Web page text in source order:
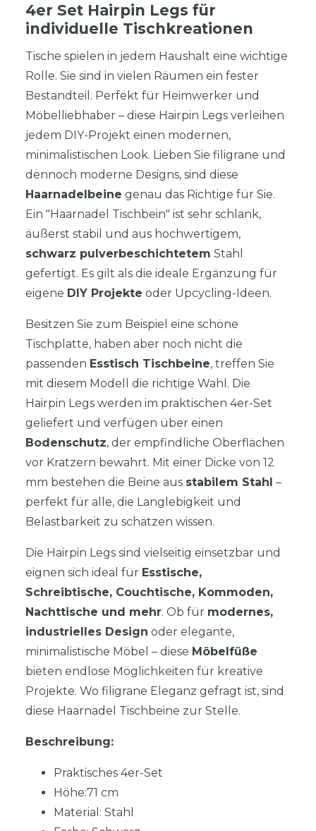
4er Set Hairpin Legs für
individuelle Tischkreationen
Tische spielen in jedem Haushalt eine wichtige
Rolle. Sie sind in vielen Räumen ein fester
Bestandteil. Perfekt für Heimwerker und
Möbelliebhaber – diese Hairpin Legs verleihen
jedem DIY-Projekt einen modernen,
minimalistischen Look. Lieben Sie filigrane und
dennoch moderne Designs, sind diese
Haarnadelbeine genau das Richtige für Sie.
Ein "Haarnadel Tischbein" ist sehr schlank,
äußerst stabil und aus hochwertigem,
schwarz pulverbeschichtetem Stahl
gefertigt. Es gilt als die ideale Ergänzung für
eigene DIY Projekte oder Upcycling-Ideen.
Besitzen Sie zum Beispiel eine schöne
Tischplatte, haben aber noch nicht die
passenden Esstisch Tischbeine, treffen Sie
mit diesem Modell die richtige Wahl. Die
Hairpin Legs werden im praktischen 4er-Set
geliefert und verfügen über einen
Bodenschutz, der empfindliche Oberflächen
vor Kratzern bewahrt. Mit einer Dicke von 12
mm bestehen die Beine aus stabilem Stahl –
perfekt für alle, die Langlebigkeit und
Belastbarkeit zu schätzen wissen.
Die Hairpin Legs sind vielseitig einsetzbar und
eignen sich ideal für Esstische,
Schreibtische, Couchtische, Kommoden,
Nachttische und mehr. Ob für modernes,
industrielles Design oder elegante,
minimalistische Möbel – diese Möbelfüße
bieten endlose Möglichkeiten für kreative
Projekte. Wo filigrane Eleganz gefragt ist, sind
diese Haarnadel Tischbeine zur Stelle.
Beschreibung:
Praktisches 4er-Set
Höhe:71 cm
Material: Stahl